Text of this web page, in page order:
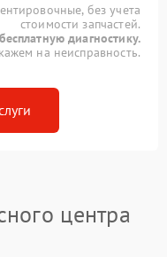
без учета
стоимости запчастей.
диагностику.
на неисправность.
центра